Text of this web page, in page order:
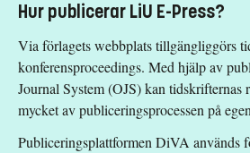
Hur publicerar LiU E-Press?
Via förlagets webbplats tillgängliggörs
konferensproceedings. Med hjälp av
Journal System (OJS) kan tidskrifternas
mycket av publiceringsprocessen på
Publiceringsplattformen DiVA används